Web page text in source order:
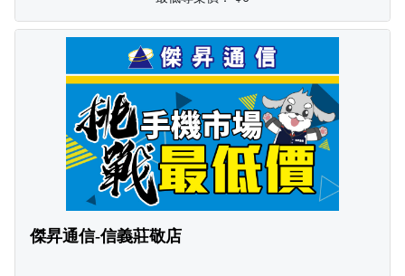
傑昇通信-信義莊敬店